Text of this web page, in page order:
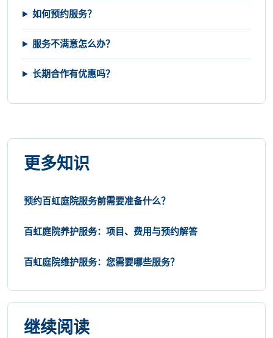
如何预约服务？
服务不满意怎么办？
长期合作有优惠吗？
更多知识
预约百虹庭院服务前需要准备什么？
百虹庭院养护服务：项目、费用与预约解答
百虹庭院维护服务：您需要哪些服务？
继续阅读